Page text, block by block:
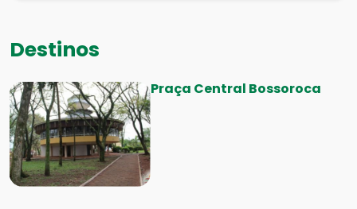
Destinos
Praça Central Bossoroca